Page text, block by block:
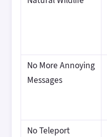
No More Annoying
Messages
No Teleport